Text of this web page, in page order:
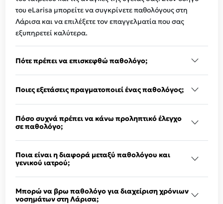
του eLarisa μπορείτε να συγκρίνετε παθολόγους στη
Λάρισα και να επιλέξετε τον επαγγελματία που σας
εξυπηρετεί καλύτερα.
Πότε πρέπει να επισκεφθώ παθολόγο;
Ποιες εξετάσεις πραγματοποιεί ένας παθολόγος;
Πόσο συχνά πρέπει να κάνω προληπτικό έλεγχο
σε παθολόγο;
Ποια είναι η διαφορά μεταξύ παθολόγου και
γενικού ιατρού;
Μπορώ να βρω παθολόγο για διαχείριση χρόνιων
νοσημάτων στη Λάρισα;